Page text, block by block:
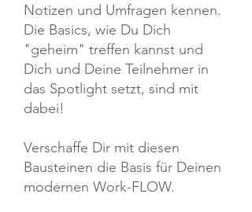
Notizen und Umfragen kennen.
Die Basics, wie Du Dich
"geheim" treffen kannst und
Dich und Deine Teilnehmer in
das Spotlight setzt, sind mit
dabei!
Verschaffe Dir mit diesen
Bausteinen die Basis für Deinen
modernen Work-FLOW.